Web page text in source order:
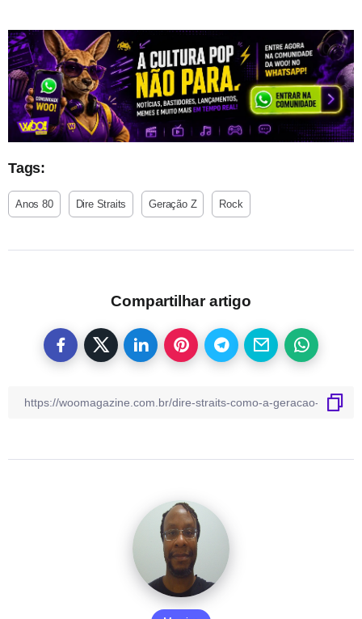
Tags:
Anos 80 Dire Straits Geração Z Rock
Compartilhar artigo